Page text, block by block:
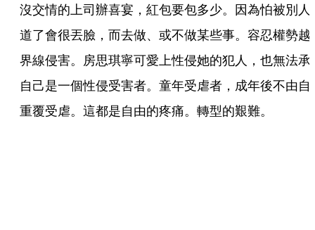
沒交情的上司辦喜宴，紅包要包多少。因為怕被別人
道了會很丟臉，而去做、或不做某些事。容忍權勢越
界線侵害。房思琪寧可愛上性侵她的犯人，也無法承
自己是一個性侵受害者。童年受虐者，成年後不由自
重覆受虐。這都是自由的疼痛。轉型的艱難。